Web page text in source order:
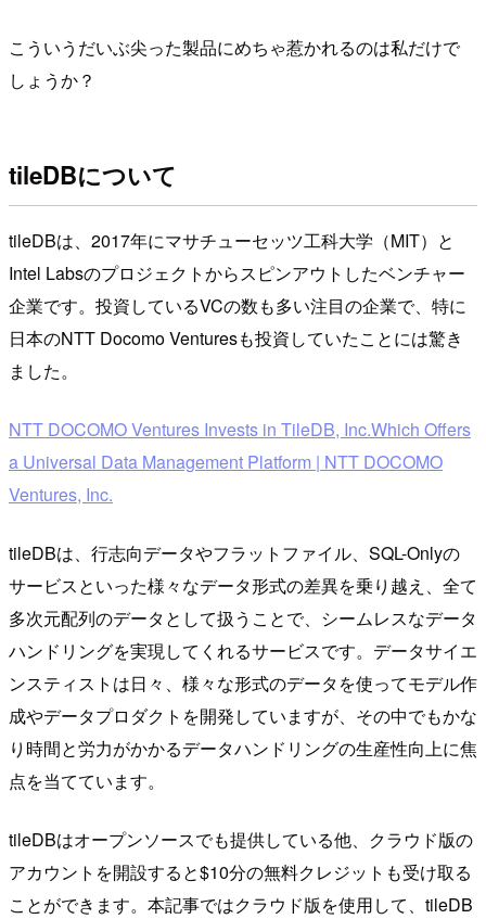
こういうだいぶ尖った製品にめちゃ惹かれるのは私だけで
しょうか？
tileDBについて
tileDBは、2017年にマサチューセッツ工科大学（MIT）と
Intel Labsのプロジェクトからスピンアウトしたベンチャー
企業です。投資しているVCの数も多い注目の企業で、特に
日本のNTT Docomo Venturesも投資していたことには驚き
ました。
NTT DOCOMO Ventures Invests in TileDB, Inc.Which Offers
a Universal Data Management Platform | NTT DOCOMO
Ventures, Inc.
tileDBは、行志向データやフラットファイル、SQL-Onlyの
サービスといった様々なデータ形式の差異を乗り越え、全て
多次元配列のデータとして扱うことで、シームレスなデータ
ハンドリングを実現してくれるサービスです。データサイエ
ンスティストは日々、様々な形式のデータを使ってモデル作
成やデータプロダクトを開発していますが、その中でもかな
り時間と労力がかかるデータハンドリングの生産性向上に焦
点を当てています。
tileDBはオープンソースでも提供している他、クラウド版の
アカウントを開設すると$10分の無料クレジットも受け取る
ことができます。本記事ではクラウド版を使用して、tileDB